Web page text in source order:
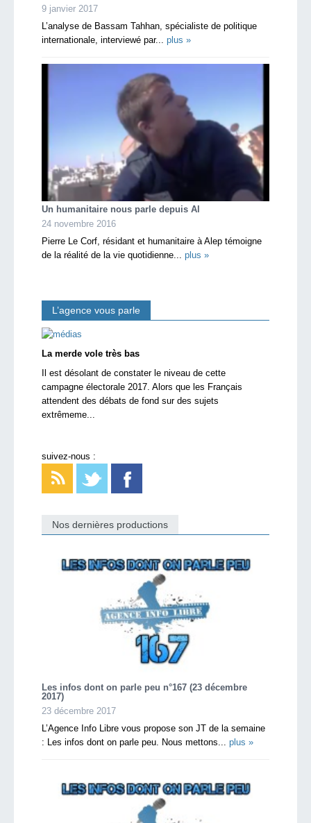
9 janvier 2017
L’analyse de Bassam Tahhan, spécialiste de politique
internationale, interviewé par... plus »
Un humanitaire nous parle depuis Al
24 novembre 2016
Pierre Le Corf, résidant et humanitaire à Alep témoigne
de la réalité de la vie quotidienne... plus »
L’agence vous parle
La merde vole très bas
Il est désolant de constater le niveau de cette
campagne électorale 2017. Alors que les Français
attendent des débats de fond sur des sujets
extrêmeme...
suivez-nous :
Nos dernières productions
Les infos dont on parle peu n°167 (23 décembre
2017)
23 décembre 2017
L’Agence Info Libre vous propose son JT de la semaine
: Les infos dont on parle peu. Nous mettons... plus »